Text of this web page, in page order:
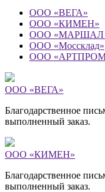
ООО «ВЕГА»
ООО «КИМЕН»
ООО «МАРШАЛ
ООО «Моссклад»
ООО
ООО «ВЕГА»
Благодарственное
выполненный заказ.
ООО «КИМЕН»
Благодарственное
выполненный заказ.